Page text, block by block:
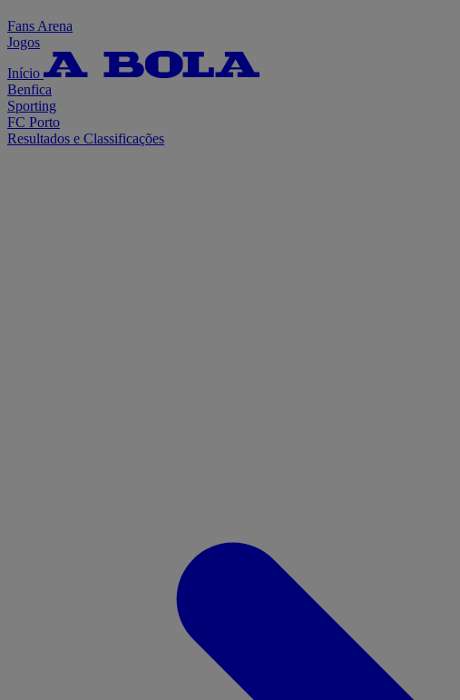
Fans Arena
Jogos
Início
Benfica
Sporting
FC Porto
Resultados e Classificações